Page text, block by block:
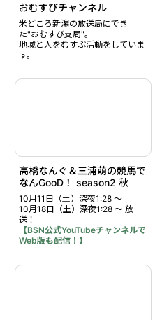
おむすびチャンネル
米どころ新潟の放送局にでき
た"おむすび支局"。
地域と人をむすぶ活動をしていま
す。
高橋なんぐ＆三浦萌の競馬で
なんGooD！ season2 秋
10月11日（土）深夜1:28 ～
10月18日（土）深夜1:28 ～ 放
送！
【BSN公式YouTubeチャンネルで
Web版も配信！】